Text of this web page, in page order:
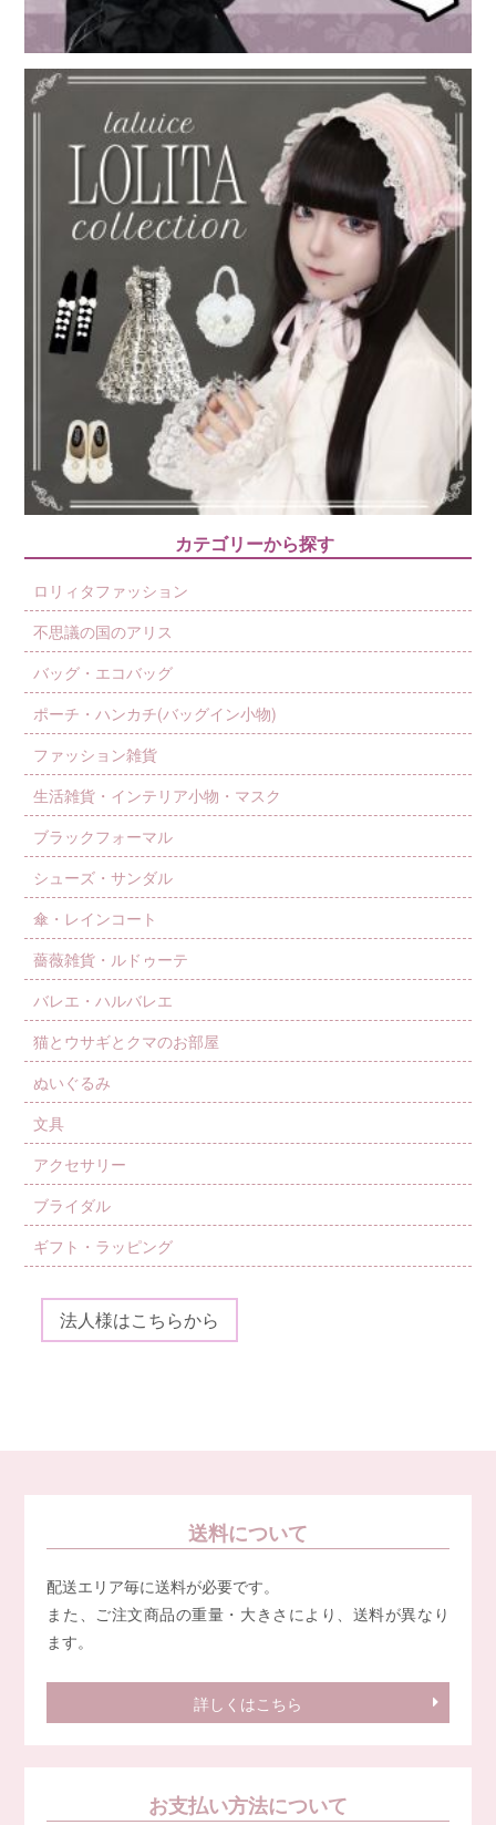
カテゴリーから探す
ロリィタファッション
不思議の国のアリス
バッグ・エコバッグ
ポーチ・ハンカチ(バッグイン小物)
ファッション雑貨
生活雑貨・インテリア小物・マスク
ブラックフォーマル
シューズ・サンダル
傘・レインコート
薔薇雑貨・ルドゥーテ
バレエ・ハルバレエ
猫とウサギとクマのお部屋
ぬいぐるみ
文具
アクセサリー
ブライダル
ギフト・ラッピング
法人様はこちらから
送料について
配送エリア毎に送料が必要です。
また、ご注文商品の重量・大きさにより、送料が異なり
ます。
詳しくはこちら
お支払い方法について